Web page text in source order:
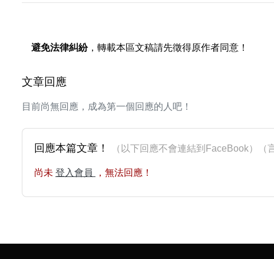
避免法律糾紛，轉載本區文稿請先徵得原作者同意！
文章回應
目前尚無回應，成為第一個回應的人吧！
回應本篇文章！ （以下回應不會連結到FaceBook）（
尚未 登入會員 ，無法回應！